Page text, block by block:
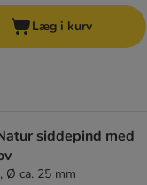
Læg i kurv
siddepind med
Ø ca. 25 mm